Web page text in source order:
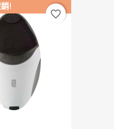
!
favorite_border